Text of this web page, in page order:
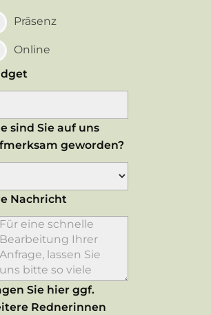
Präsenz
Online
sind Sie auf uns
geworden?
Nachricht
Sie hier ggf.
Rednerinnen